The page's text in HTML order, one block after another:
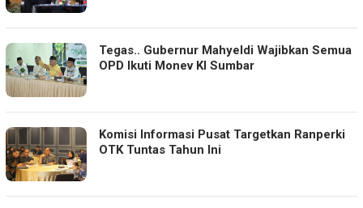
Tegas.. Gubernur Mahyeldi Wajibkan Semua
OPD Ikuti Monev KI Sumbar
Komisi Informasi Pusat Targetkan Ranperki
OTK Tuntas Tahun Ini